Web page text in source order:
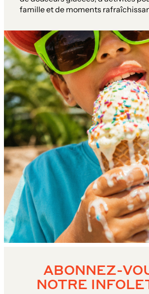
famille et de moments
ABONNEZ-
NOTRE